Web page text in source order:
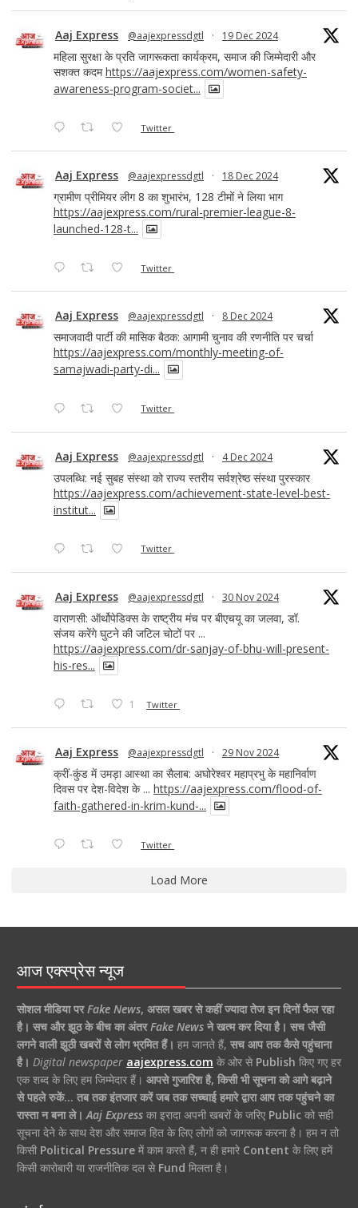
Aaj Express @aajexpressdgtl · 19 Dec 2024
महिला सुरक्षा के प्रति जागरूकता कार्यक्रम, समाज की जिम्मेदारी और
सशक्त कदमhttps://aajexpress.com/women-safety-
awareness-program-societ...
Twitter
Aaj Express @aajexpressdgtl · 18 Dec 2024
ग्रामीण प्रीमियर लीग 8 का शुभारंभ, 128 टीमों ने लिया भाग
https://aajexpress.com/rural-premier-league-8-
launched-128-t...
Twitter
Aaj Express @aajexpressdgtl · 8 Dec 2024
समाजवादी पार्टी की मासिक बैठक: आगामी चुनाव की रणनीति पर चर्चा
https://aajexpress.com/monthly-meeting-of-
samajwadi-party-di...
Twitter
Aaj Express @aajexpressdgtl · 4 Dec 2024
उपलब्धि: नई सुबह संस्था को राज्य स्तरीय सर्वश्रेष्ठ संस्था पुरस्कार
https://aajexpress.com/achievement-state-level-best-
institut...
Twitter
Aaj Express @aajexpressdgtl · 30 Nov 2024
वाराणसी: ऑर्थोपेडिक्स के राष्ट्रीय मंच पर बीएचयू का जलवा, डॉ.
संजय करेंगे घुटने की जटिल चोटों पर ...
https://aajexpress.com/dr-sanjay-of-bhu-will-present-
his-res...
1 Twitter
Aaj Express @aajexpressdgtl · 29 Nov 2024
क्रीं-कुंड में उमड़ा आस्था का सैलाब: अघोरेश्वर महाप्रभु के महानिर्वाण
दिवस पर देश-विदेश के ... https://aajexpress.com/flood-of-
faith-gathered-in-krim-kund-...
Twitter
Load More
आज एक्स्प्रेस न्यूज
सोशल मीडिया परFake News, असल खबर से कहीं ज्यादा तेज इन दिनों फैल रहा
है। सच और झूठ के बीच का अंतरFake Newsने खत्म कर दिया है। सच जैसी
लगने वाली झूठी खबरों से लोग भ्रमित हैं। हम जानते हैं, सच आप तक कैसे पहुंचाना
है। Digital newspaper aajexpress.com के ओर से Publish किए गए हर
एक शब्द के लिए हम जिम्मेदार हैं। आपसे गुजारिश है, किसी भी सूचना को आगे बढ़ाने
से पहले रुकें… तब तक इंतजार करें जब तक सच्चाई हमारे द्वारा आप तक पहुंचने का
रास्ता न बना ले। Aaj Expressका इरादा अपनी खबरों के जरिए Publicको सही
सूचना देने के साथ देश और समाज हित के लिए लोगों को जागरूक करना है। हम न तो
किसी Political Pressureमें काम करते हैं, न ही हमारे Content के लिए हमें
किसी कारोबारी या राजनीतिक दल से Fund मिलता है।